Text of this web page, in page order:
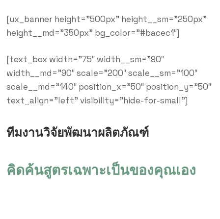
[ux_banner height=”500px” height__sm=”250px”
height__md=”350px” bg_color=”#bacec1″]
[text_box width=”75″ width__sm=”90″
width__md=”90″ scale=”200″ scale__sm=”100″
scale__md=”140″ position_x=”50″ position_y=”50″
text_align=”left” visibility=”hide-for-small”]
ทีมงานวิจัยพัฒนาผลิตภัณฑ์
คิดค้นสูตรเฉพาะเป็นของคุณเอง